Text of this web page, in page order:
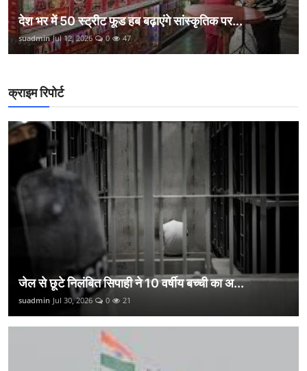
देश भर में 50 स्ट्रीट फूड हब बढ़ाएंगे सांस्कृतिक पर...
suadmin Jul 12, 2026 0 47
क्राइम रिपोर्ट
जेल से छूटे निलंबित सिपाही ने 10 वर्षीय बच्ची का अ...
suadmin Jul 30, 2026 0 21